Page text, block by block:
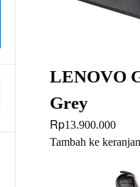
LENOVO
Grey
Rp13.900.000
Tambah ke